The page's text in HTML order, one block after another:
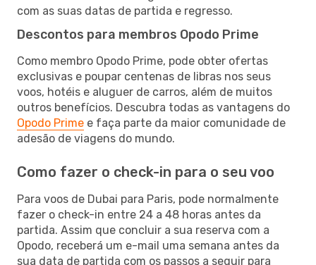
com as suas datas de partida e regresso.
Descontos para membros Opodo Prime
Como membro Opodo Prime, pode obter ofertas
exclusivas e poupar centenas de libras nos seus
voos, hotéis e aluguer de carros, além de muitos
outros benefícios. Descubra todas as vantagens do
Opodo Prime e faça parte da maior comunidade de
adesão de viagens do mundo.
Como fazer o check-in para o seu voo
Para voos de Dubai para Paris, pode normalmente
fazer o check-in entre 24 a 48 horas antes da
partida. Assim que concluir a sua reserva com a
Opodo, receberá um e-mail uma semana antes da
sua data de partida com os passos a seguir para